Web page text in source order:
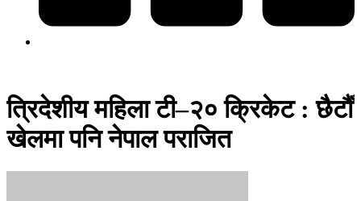
त्रिदेशीय महिला टी–२० क्रिकेट : छैटौँ
खेलमा पनि नेपाल पराजित